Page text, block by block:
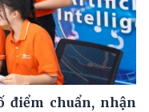
điểm chuẩn, nhận